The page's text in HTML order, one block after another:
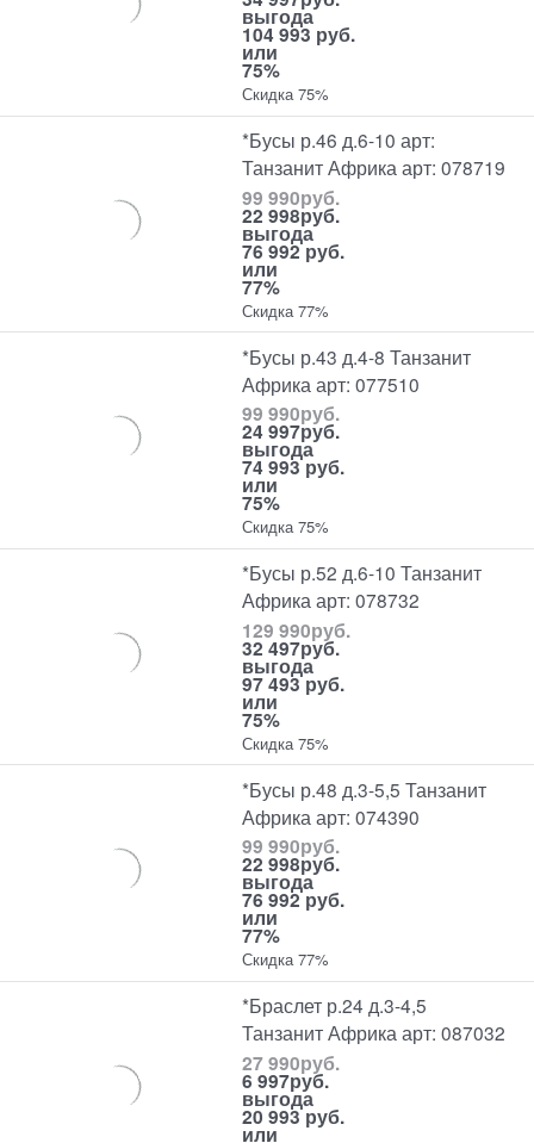
выгода
104 993 руб.
или
75%
Скидка 75%
*Бусы р.46 д.6-10 арт:
Танзанит Африка арт: 078719
99 990руб.
22 998руб.
выгода
76 992 руб.
или
77%
Скидка 77%
*Бусы р.43 д.4-8 Танзанит
Африка арт: 077510
99 990руб.
24 997руб.
выгода
74 993 руб.
или
75%
Скидка 75%
*Бусы р.52 д.6-10 Танзанит
Африка арт: 078732
129 990руб.
32 497руб.
выгода
97 493 руб.
или
75%
Скидка 75%
*Бусы р.48 д.3-5,5 Танзанит
Африка арт: 074390
99 990руб.
22 998руб.
выгода
76 992 руб.
или
77%
Скидка 77%
*Браслет р.24 д.3-4,5
Танзанит Африка арт: 087032
27 990руб.
6 997руб.
выгода
20 993 руб.
или